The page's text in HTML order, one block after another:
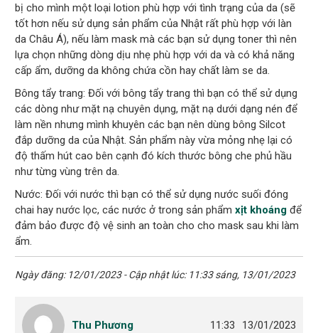
bị cho mình một loại lotion phù hợp với tình trạng của da (sẽ
tốt hơn nếu sử dụng sản phẩm của Nhật rất phù hợp với làn
da Châu Á), nếu làm mask mà các bạn sử dụng toner thì nên
lựa chọn những dòng dịu nhẹ phù hợp với da và có khả năng
cấp ẩm, dưỡng da không chứa cồn hay chất làm se da.
Bông tẩy trang: Đối với bông tẩy trang thì bạn có thể sử dụng
các dòng như mặt nạ chuyên dụng, mặt nạ dưới dạng nén để
làm nền nhưng mình khuyên các bạn nên dùng bông Silcot
đắp dưỡng da của Nhật. Sản phẩm này vừa mỏng nhẹ lại có
độ thấm hút cao bên cạnh đó kích thước bông che phủ hầu
như từng vùng trên da.
Nước: Đối với nước thì bạn có thể sử dụng nước suối đóng
chai hay nước lọc, các nước ở trong sản phẩmxịt khoáng để
đảm bảo được độ vệ sinh an toàn cho cho mask sau khi làm
ẩm.
Ngày đăng: 12/01/2023 - Cập nhật lúc: 11:33 sáng, 13/01/2023
Thu Phương 11:33 13/01/2023